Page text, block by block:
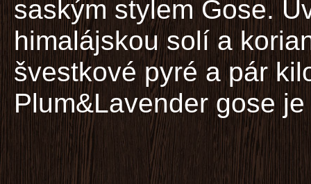
saským stylem Gose.
himalájskou solí a
švestkové pyré a pár
Plum&Lavender gose